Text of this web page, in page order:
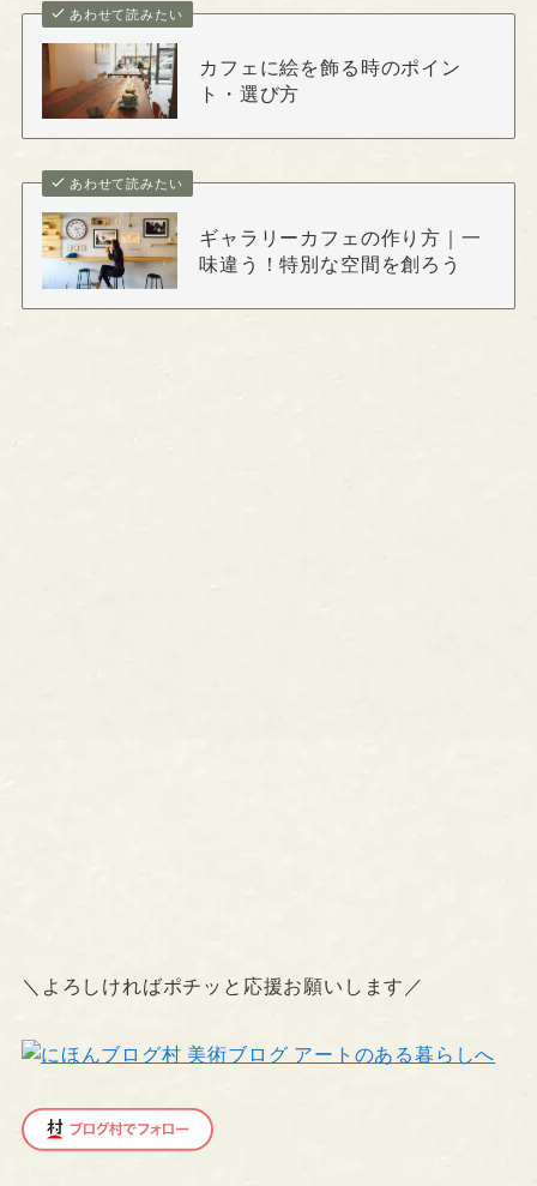
あわせて読みたい
カフェに絵を飾る時のポイン
ト・選び方
あわせて読みたい
ギャラリーカフェの作り方｜一
味違う！特別な空間を創ろう
＼よろしければポチッと応援お願いします／